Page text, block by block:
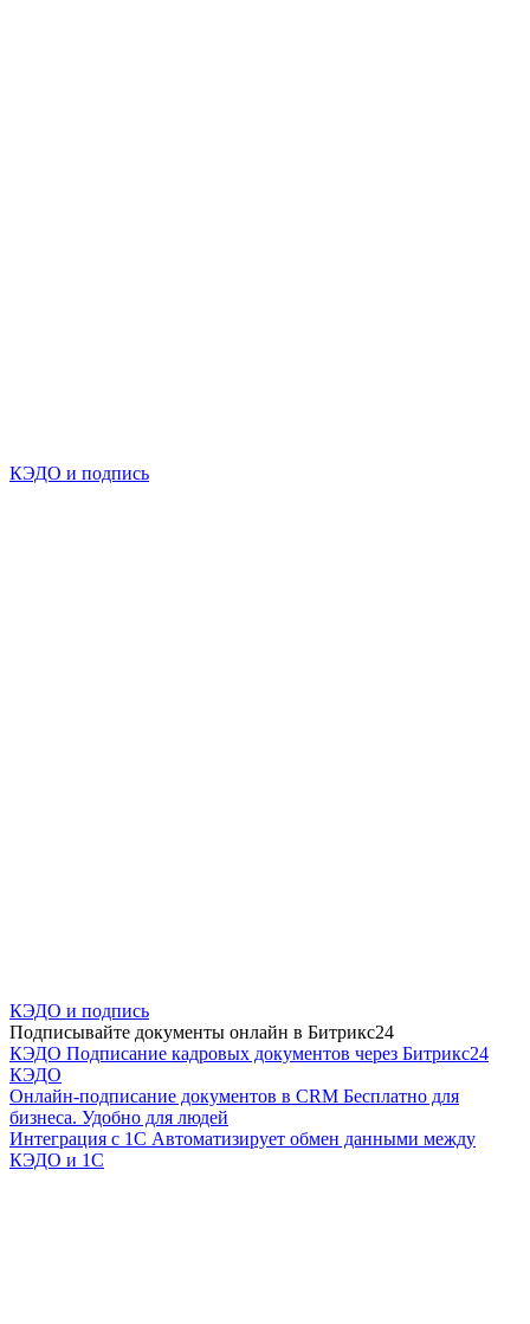
КЭДО и подпись
КЭДО и подпись
Подписывайте документы онлайн в Битрикс24
КЭДО Подписание кадровых документов через Битрикс24
КЭДО
Онлайн-подписание документов в CRM Бесплатно для
бизнеса. Удобно для людей
Интеграция с 1С Автоматизирует обмен данными между
КЭДО и 1С